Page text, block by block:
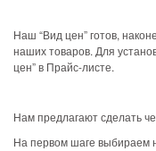
Наш “Вид цен” готов,
наших товаров. Для
цен” в Прайс-листе.
Нам предлагают сделать
На первом шаге выбираем